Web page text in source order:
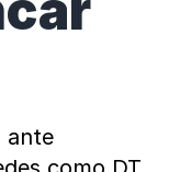
ante